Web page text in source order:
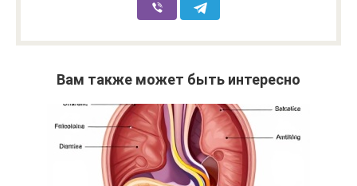
Вам также может быть интересно